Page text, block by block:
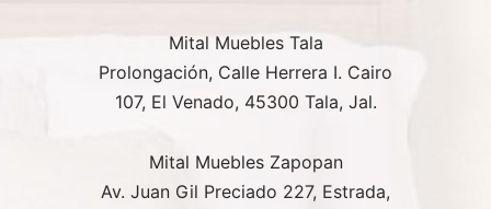
Mital Muebles Tala
Prolongación, Calle Herrera I. Cairo
107, El Venado, 45300 Tala, Jal.
Mital Muebles Zapopan
Av. Juan Gil Preciado 227, Estrada,